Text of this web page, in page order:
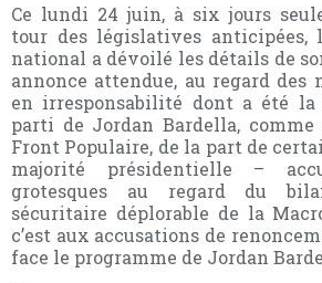
Ce lundi 24 juin, à six jours
tour des législatives anticipées,
national a dévoilé les détails de
annonce attendue, au regard des
en irresponsabilité dont a été
parti de Jordan Bardella,
Front Populaire, de la part de
majorité présidentielle –
grotesques au regard du
sécuritaire déplorable de la
c’est aux accusations de
face le programme de Jordan